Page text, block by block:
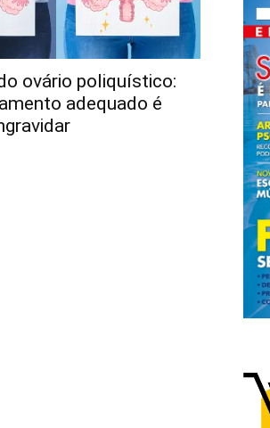
ovário poliquístico:
adequado é